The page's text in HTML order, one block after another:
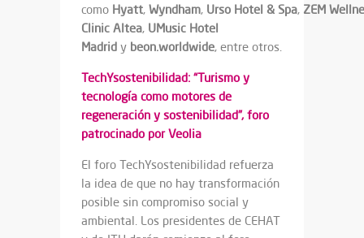
como Hyatt, Wyndham, Urso Hotel & Spa, ZEM
Clinic Altea, UMusic Hotel
Madrid y beon.worldwide, entre otros.
TechYsostenibilidad: “Turismo y
tecnología como motores de
regeneración y sostenibilidad”, foro
patrocinado por Veolia
El foro TechYsostenibilidad refuerza
la idea de que no hay transformación
posible sin compromiso social y
ambiental. Los presidentes de CEHAT